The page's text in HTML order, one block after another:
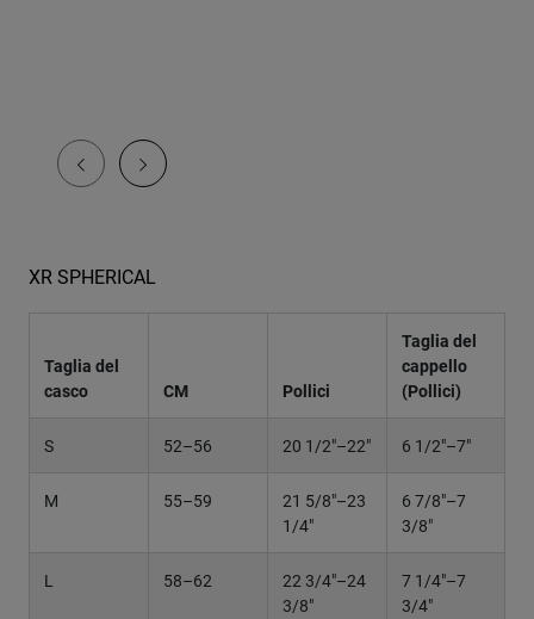
XR SPHERICAL
Taglia del
casco
CM Pollici
Taglia del
cappello
(Pollici)
S 52–56 20 1/2"–22" 6 1/2"–7"
M 55–59
21 5/8"–23
1/4"
6 7/8"–7
3/8"
L 58–62
22 3/4"–24
3/8"
7 1/4"–7
3/4"